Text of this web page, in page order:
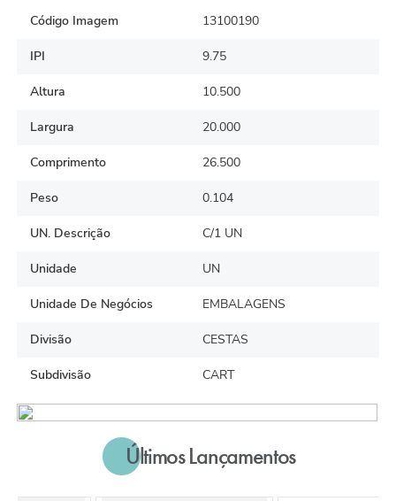
Código Imagem 13100190
IPI 9.75
Altura 10.500
Largura 20.000
Comprimento 26.500
Peso 0.104
UN. Descrição C/1 UN
Unidade UN
Unidade De Negócios EMBALAGENS
Divisão CESTAS
Subdivisão CART
Últimos Lançamentos